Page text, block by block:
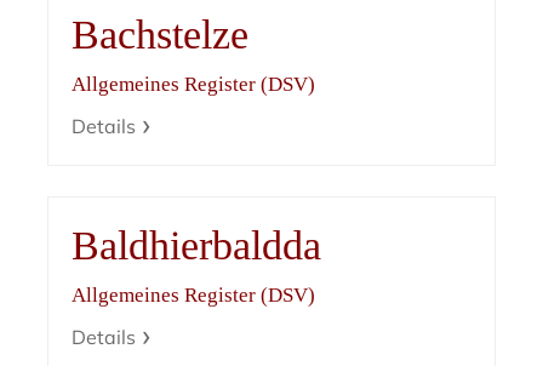
Bachstelze
Allgemeines Register (DSV)
Details
Baldhierbaldda
Allgemeines Register (DSV)
Details